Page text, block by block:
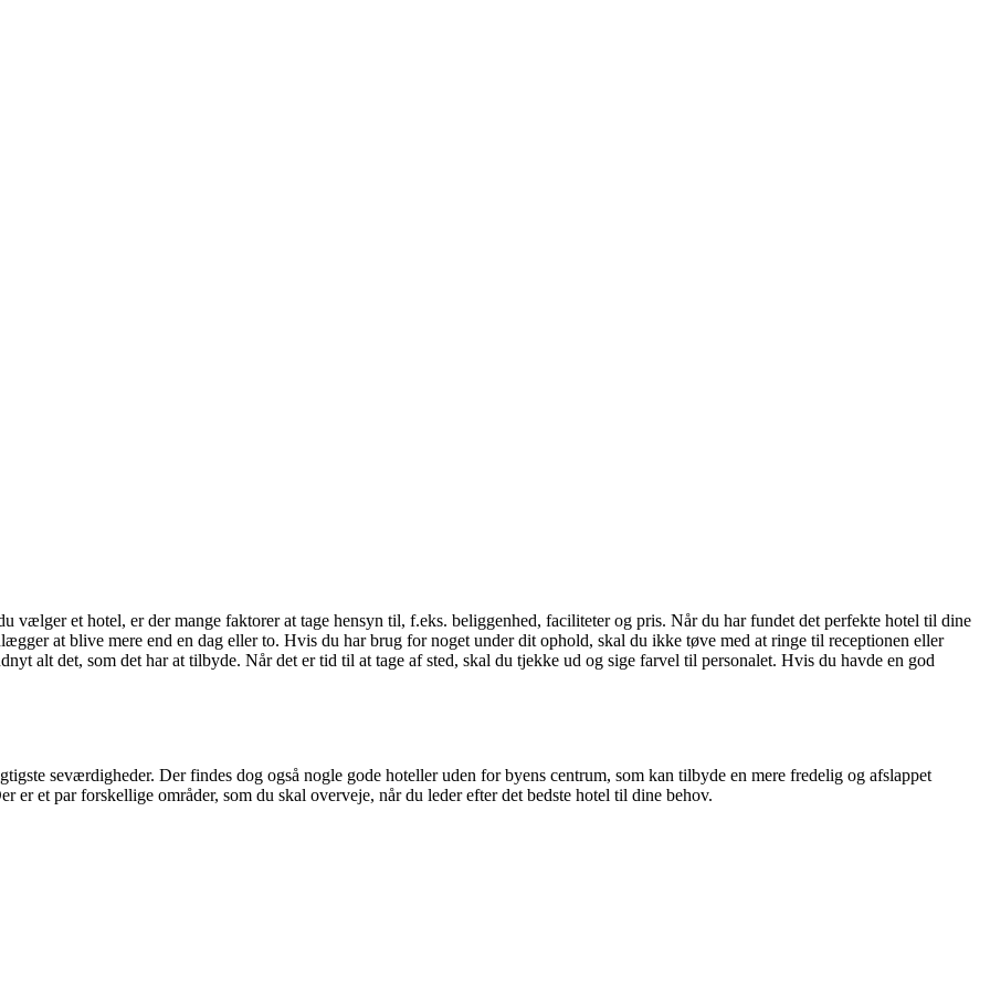
vælger et hotel, er der mange faktorer at tage hensyn til, f.eks. beliggenhed, faciliteter og pris. Når du har fundet det perfekte hotel til dine
at blive mere end en dag eller to. Hvis du har brug for noget under dit ophold, skal du ikke tøve med at ringe til receptionen eller
alt det, som det har at tilbyde. Når det er tid til at tage af sted, skal du tjekke ud og sige farvel til personalet. Hvis du havde en god
seværdigheder. Der findes dog også nogle gode hoteller uden for byens centrum, som kan tilbyde en mere fredelig og afslappet
et par forskellige områder, som du skal overveje, når du leder efter det bedste hotel til dine behov.